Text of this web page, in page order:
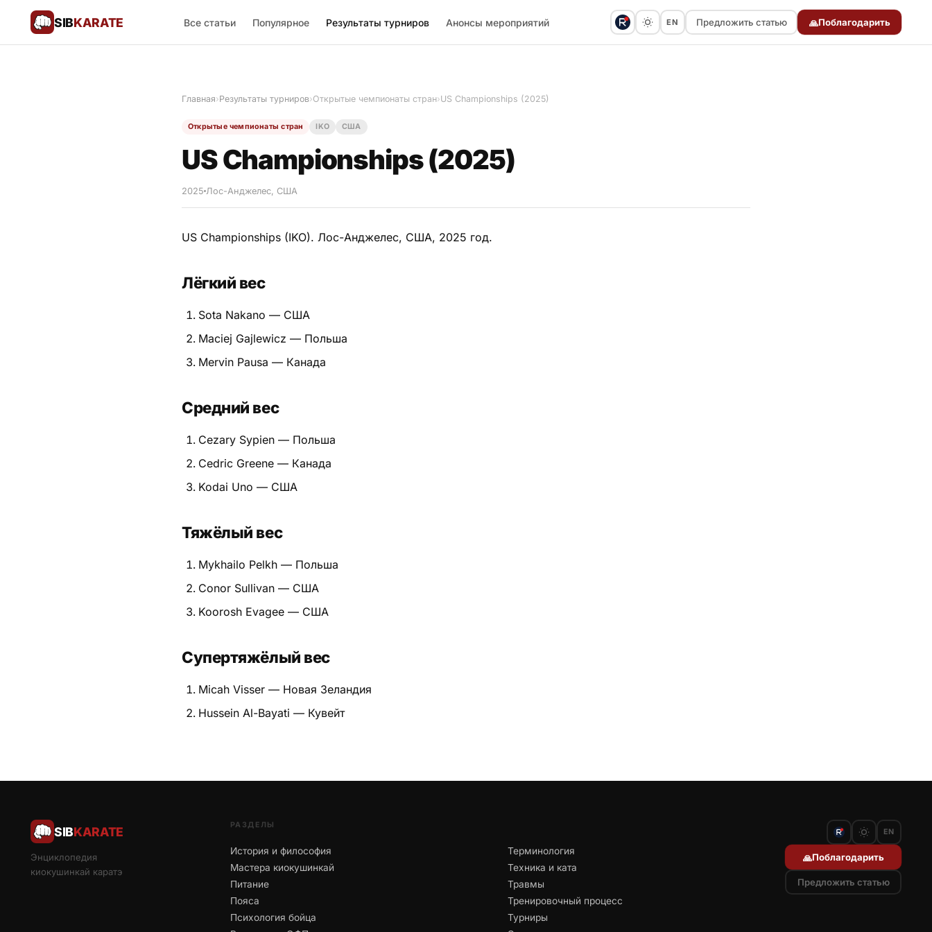
SIBKARATE Все статьи Популярное Результаты турниров Анонсы мероприятий EN Предложить статью 🙏Поблагодарить
Главная›Результаты турниров›Открытые чемпионаты стран›US Championships (2025)
Открытые чемпионаты стран IKO США
US Championships (2025)
2025 Лос-Анджелес, США
US Championships (IKO). Лос-Анджелес, США, 2025 год.
Лёгкий вес
Sota Nakano — США
Maciej Gajlewicz — Польша
Mervin Pausa — Канада
Средний вес
Cezary Sypien — Польша
Cedric Greene — Канада
Kodai Uno — США
Тяжёлый вес
Mykhailo Pelkh — Польша
Conor Sullivan — США
Koorosh Evagee — США
Супертяжёлый вес
Micah Visser — Новая Зеландия
Hussein Al-Bayati — Кувейт
SIBKARATE
Энциклопедия
киокушинкай каратэ
РАЗДЕЛЫ
История и философия
Мастера киокушинкай
Питание
Пояса
Психология бойца
Терминология
Техника и ката
Травмы
Тренировочный процесс
Турниры
EN
🙏Поблагодарить
Предложить статью